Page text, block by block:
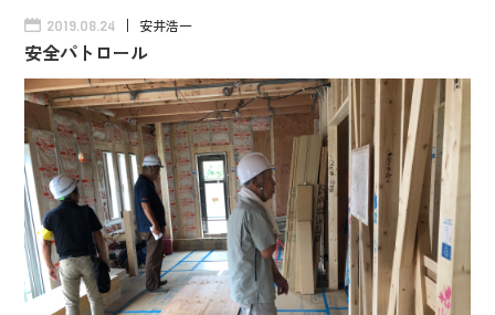
2019.08.24 安井浩一
安全パトロール